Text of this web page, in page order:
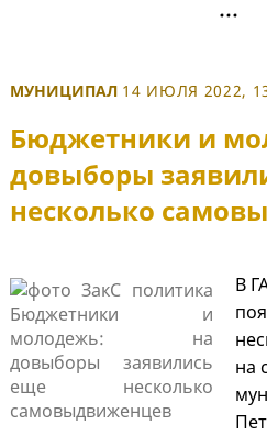
МУНИЦИПАЛ 14 ИЮЛЯ 2022,
Бюджетники и
довыборы
несколько
В
на